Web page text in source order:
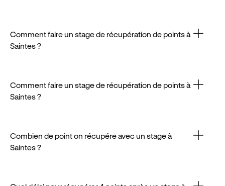
Comment faire un stage de récupération de points à
Saintes ?
route.
Comment faire un stage de récupération de points à
Saintes ?
et confirmez votre inscription.
Combien de point on récupére avec un stage à
Saintes ?